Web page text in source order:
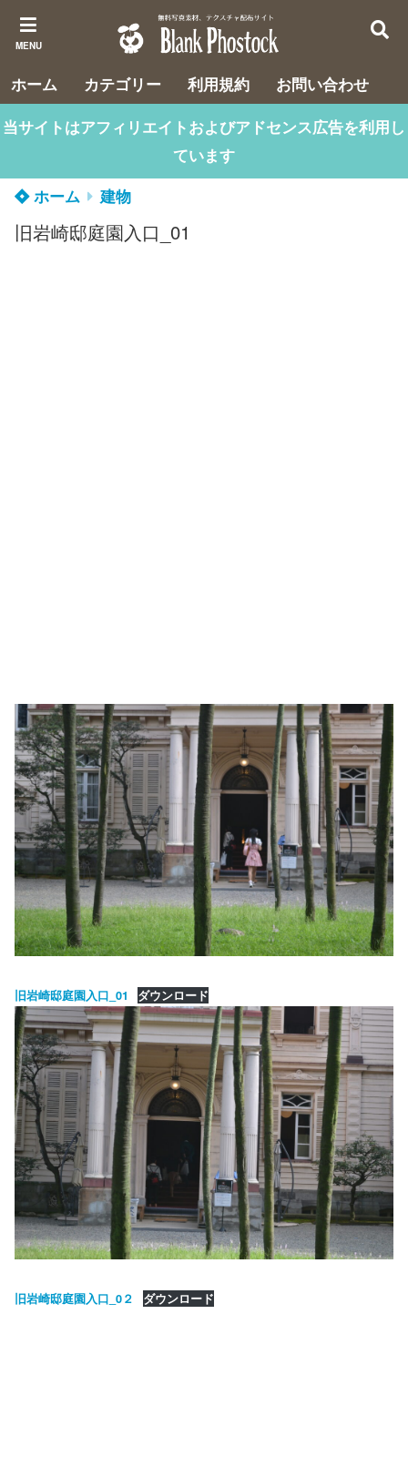
MENU
ホーム カテゴリー 利用規約
お問い合わせ
当サイトはアフィリエイトおよびアドセンス広告を利用し
ています
ホーム
建物
旧岩崎邸庭園入口_01
旧岩崎邸庭園入口_01 ダウンロード
旧岩崎邸庭園入口_0２ ダウンロード